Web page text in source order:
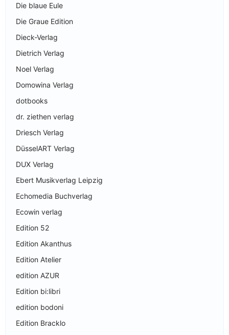
Die blaue Eule
Die Graue Edition
Dieck-Verlag
Dietrich Verlag
Noel Verlag
Domowina Verlag
dotbooks
dr. ziethen verlag
Driesch Verlag
DüsselART Verlag
DUX Verlag
Ebert Musikverlag Leipzig
Echomedia Buchverlag
Ecowin verlag
Edition 52
Edition Akanthus
Edition Atelier
edition AZUR
Edition bi:libri
edition bodoni
Edition Bracklo